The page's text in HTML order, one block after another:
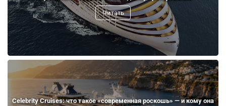
Читать
Celebrity Cruises: что такое «современная роскошь» — и кому она